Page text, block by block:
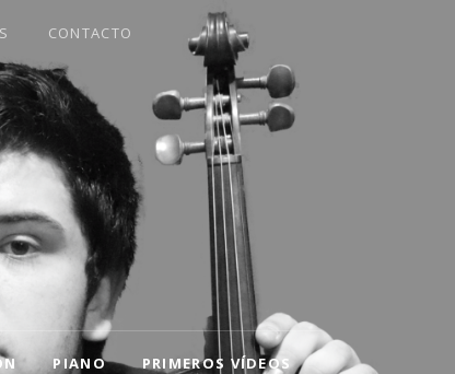
CONTACTO
PIANO PRIMEROS VÍDEOS